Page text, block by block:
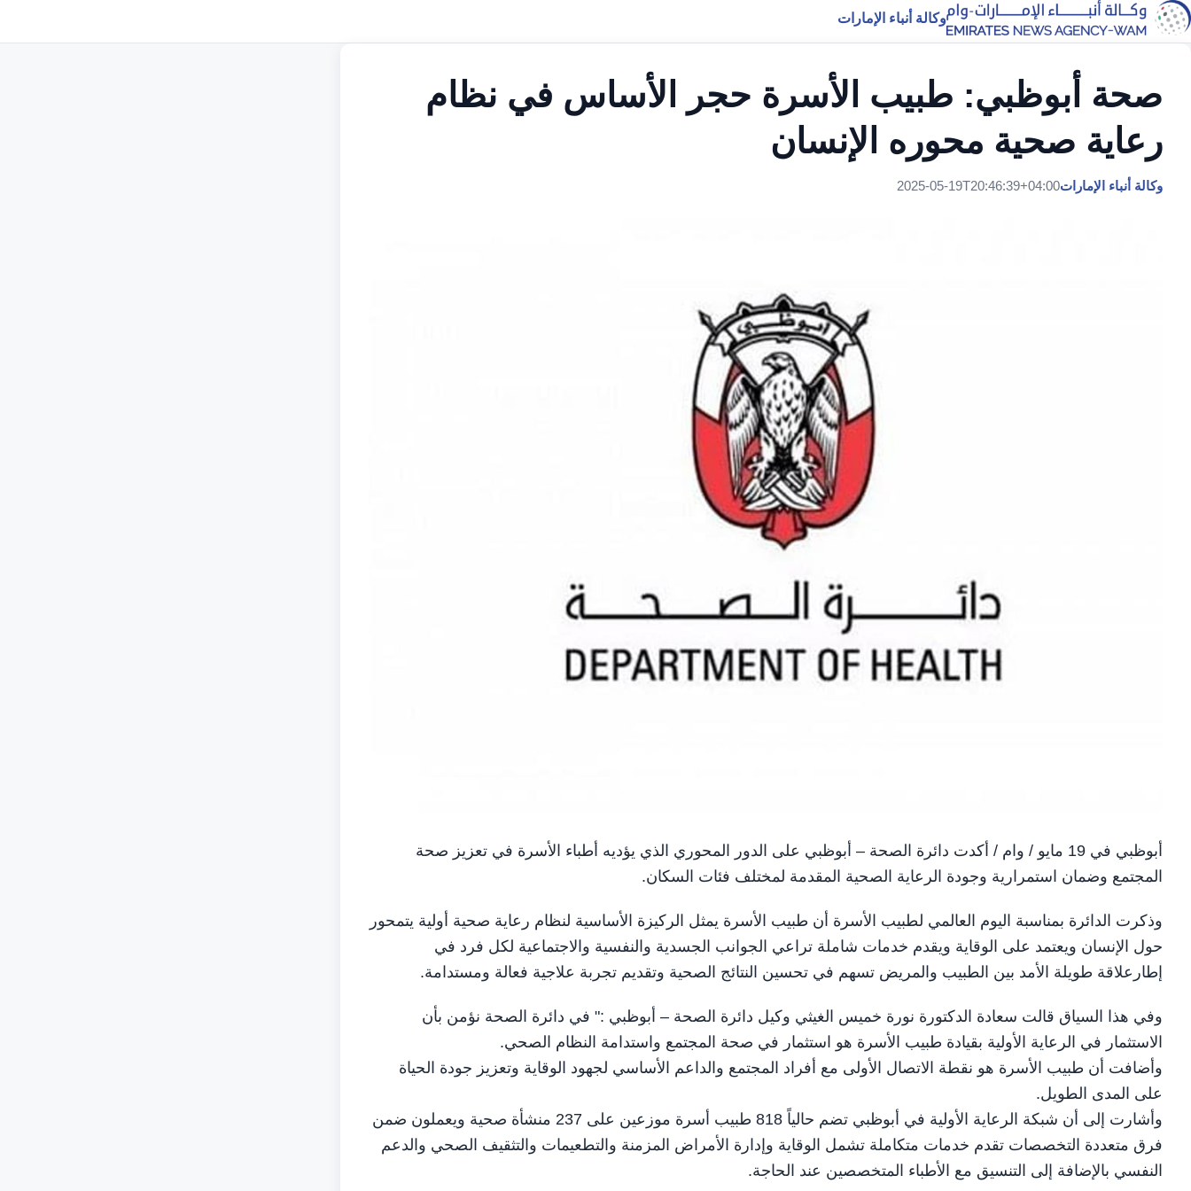
وكالة أنباء الإمارات
صحة أبوظبي: طبيب الأسرة حجر الأساس في نظام
رعاية صحية محوره الإنسان
وكالة أنباء الإمارات2025-05-19T20:46:39+04:00
أبوظبي في 19 مايو / وام / أكدت دائرة الصحة – أبوظبي على الدور المحوري الذي يؤديه أطباء الأسرة في تعزيز صحة
المجتمع وضمان استمرارية وجودة الرعاية الصحية المقدمة لمختلف فئات السكان.
وذكرت الدائرة بمناسبة اليوم العالمي لطبيب الأسرة أن طبيب الأسرة يمثل الركيزة الأساسية لنظام رعاية صحية أولية يتمحور
حول الإنسان ويعتمد على الوقاية ويقدم خدمات شاملة تراعي الجوانب الجسدية والنفسية والاجتماعية لكل فرد في
إطارعلاقة طويلة الأمد بين الطبيب والمريض تسهم في تحسين النتائج الصحية وتقديم تجربة علاجية فعالة ومستدامة.
وفي هذا السياق قالت سعادة الدكتورة نورة خميس الغيثي وكيل دائرة الصحة – أبوظبي :" في دائرة الصحة نؤمن بأن
الاستثمار في الرعاية الأولية بقيادة طبيب الأسرة هو استثمار في صحة المجتمع واستدامة النظام الصحي.
وأضافت أن طبيب الأسرة هو نقطة الاتصال الأولى مع أفراد المجتمع والداعم الأساسي لجهود الوقاية وتعزيز جودة الحياة
على المدى الطويل.
وأشارت إلى أن شبكة الرعاية الأولية في أبوظبي تضم حالياً 818 طبيب أسرة موزعين على 237 منشأة صحية ويعملون ضمن
فرق متعددة التخصصات تقدم خدمات متكاملة تشمل الوقاية وإدارة الأمراض المزمنة والتطعيمات والتثقيف الصحي والدعم
النفسي بالإضافة إلى التنسيق مع الأطباء المتخصصين عند الحاجة.